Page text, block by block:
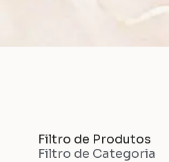
Filtro de Produtos
Filtro de Categoria